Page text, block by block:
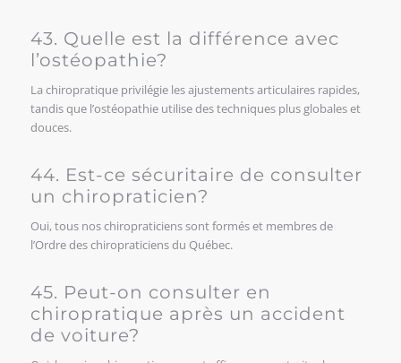
43. Quelle est la différence avec
l’ostéopathie?
La chiropratique privilégie les ajustements articulaires rapides,
tandis que l’ostéopathie utilise des techniques plus globales et
douces.
44. Est-ce sécuritaire de consulter
un chiropraticien?
Oui, tous nos chiropraticiens sont formés et membres de
l’Ordre des chiropraticiens du Québec.
45. Peut-on consulter en
chiropratique après un accident
de voiture?